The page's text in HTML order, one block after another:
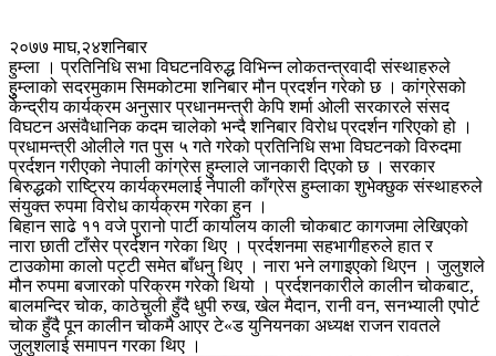
२०७७ माघ,२४शनिबार
हुम्ला । प्रतिनिधि सभा विघटनविरुद्ध विभिन्न लोकतन्त्रवादी संस्थाहरुले
हुुम्लाको सदरमुकाम सिमकोटमा शनिबार मौन प्रदर्शन गरेको छ । कांग्रेसको
केन्द्रीय कार्यक्रम अनुसार प्रधानमन्त्री केपि शर्मा ओली सरकारले संसद
विघटन असंवैधानिक कदम चालेको भन्दै शनिबार विरोध प्रदर्शन गरिएको हो ।
प्रधामन्त्री ओलीले गत पुस ५ गते गरेको प्रतिनिधि सभा विघटनको विरुदमा
प्रर्दशन गरीएको नेपाली कांग्रेस हुम्लाले जानकारी दिएको छ । सरकार
बिरुद्धको राष्ट्रिय कार्यक्रमलाई नेपाली काँग्रेस हुम्लाका शुभेक्छुक संस्थाहरुले
संयुक्त रुपमा विरोध कार्यक्रम गरेका हुन ।
बिहान साढे ११ वजे पुरानो पार्टी कार्यालय काली चोकबाट कागजमा लेखिएको
नारा छाती टाँसेर प्रर्दशन गरेका थिए । प्रर्दशनमा सहभागीहरुले हात र
टाउकोमा कालो पट्टी समेत बाँधनु थिए । नारा भने लगाइएको थिएन । जुलुशले
मौन रुपमा बजारको परिक्रम गरेको थियो । प्रर्दशनकारीले कालीन चोकबाट,
बालमन्दिर चोक, काठेचुली हुँदै धुपी रुख, खेल मैदान, रानी वन, सनभ्याली एपोर्ट
चोक हुँदै पून कालीन चोकमै आएर टे«ड युनियनका अध्यक्ष राजन रावतले
जुलुशलाई समापन गरका थिए ।